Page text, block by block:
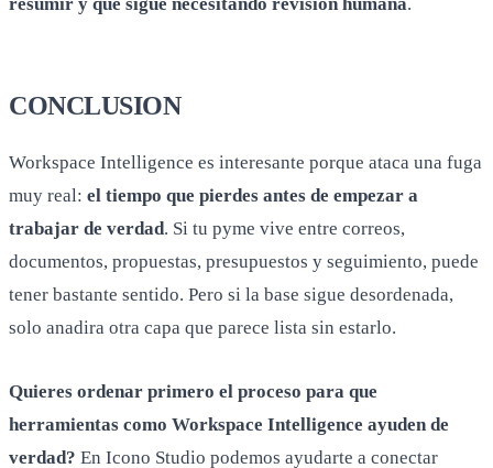
CONCLUSION
Workspace Intelligence es interesante porque ataca una fuga
muy real: el tiempo que pierdes antes de empezar a
trabajar de verdad. Si tu pyme vive entre correos,
documentos, propuestas, presupuestos y seguimiento, puede
tener bastante sentido. Pero si la base sigue desordenada,
solo anadira otra capa que parece lista sin estarlo.
Quieres ordenar primero el proceso para que
herramientas como Workspace Intelligence ayuden de
verdad? En Icono Studio podemos ayudarte a conectar